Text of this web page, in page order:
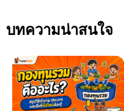
บทความน่าสนใจ